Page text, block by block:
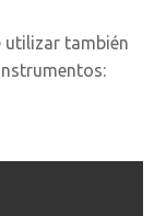
utilizar también